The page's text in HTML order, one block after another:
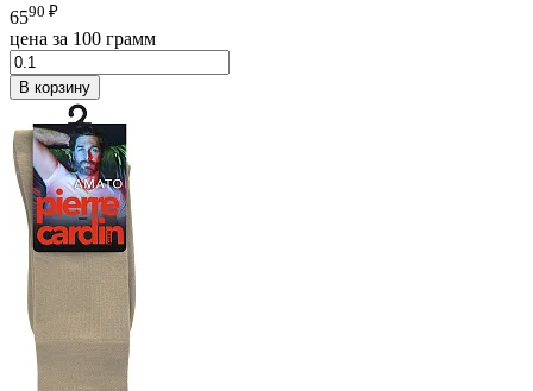
6590 ₽
цена за 100 грамм
В корзину